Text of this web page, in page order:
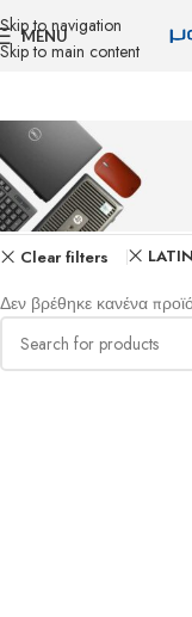
Skip to navigation
Skip to main content
MENU
Αρχική σελίδα Shop
Clear filters
Δεν βρέθηκε κανένα